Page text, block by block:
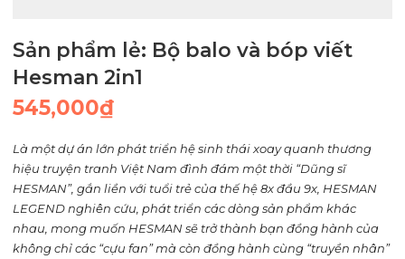
Sản phẩm lẻ: Bộ balo và bóp viết
Hesman 2in1
545,000₫
Là một dự án lớn phát triển hệ sinh thái xoay quanh thương
hiệu truyện tranh Việt Nam đình đám một thời “Dũng sĩ
HESMAN”, gắn liền với tuổi trẻ của thế hệ 8x đầu 9x, HESMAN
LEGEND nghiên cứu, phát triển các dòng sản phẩm khác
nhau, mong muốn HESMAN sẽ trở thành bạn đồng hành của
không chỉ các “cựu fan” mà còn đồng hành cùng “truyền nhân”